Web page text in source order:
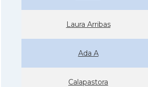
Laura Arribas
Ada A
Calapastora